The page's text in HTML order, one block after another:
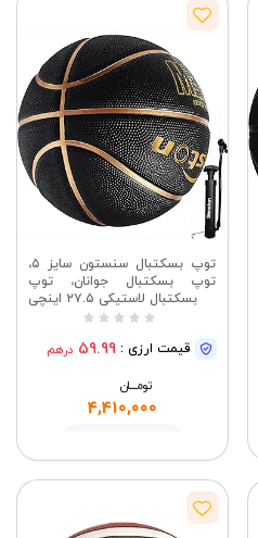
توپ بسکتبال سنستون سایز ۵،
توپ بسکتبال جوانان، توپ
بسکتبال لاستیکی ۲۷.۵ اینچی
قیمت ارزی : 59.99 درهم
تومــــــان
4,410,000